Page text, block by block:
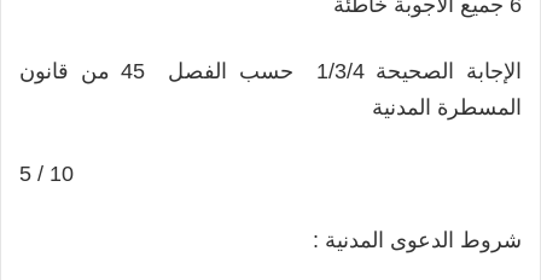
6 جميع الأجوبة خاطئة
الإجابة الصحيحة 1/3/4 حسب الفصل 45 من قانون
المسطرة المدنية
5 / 10
شروط الدعوى المدنية :